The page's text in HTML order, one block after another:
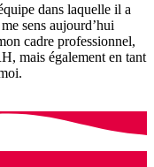
dans laquelle il a
sens aujourd’hui
cadre professionnel,
mais également en tant